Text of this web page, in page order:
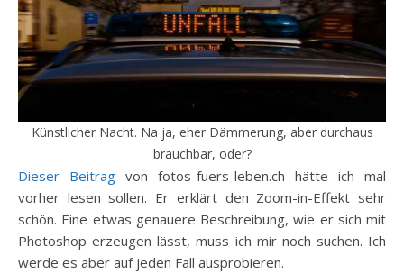
Künstlicher Nacht. Na ja, eher Dämmerung, aber durchaus
brauchbar, oder?
Dieser Beitrag von fotos-fuers-leben.ch hätte ich mal
vorher lesen sollen. Er erklärt den Zoom-in-Effekt sehr
schön. Eine etwas genauere Beschreibung, wie er sich mit
Photoshop erzeugen lässt, muss ich mir noch suchen. Ich
werde es aber auf jeden Fall ausprobieren.